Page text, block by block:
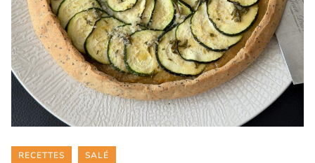
Categories
RECETTES SALÉ